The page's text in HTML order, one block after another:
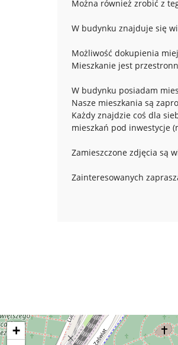
Można również zrobić z
W budynku znajduje się
Możliwość dokupienia
Mieszkanie jest
W budynku posiadam
Nasze mieszkania są
Każdy znajdzie coś dla
mieszkań pod inwestycje
Zamieszczone zdjęcia są
Zainteresowanych
+